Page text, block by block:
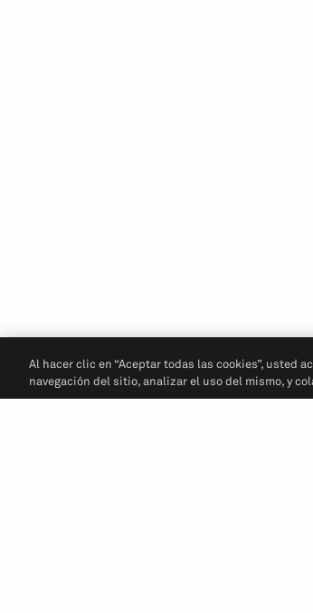
Al hacer clic en “Aceptar todas las cookies”, usted
navegación del sitio, analizar el uso del mismo, y